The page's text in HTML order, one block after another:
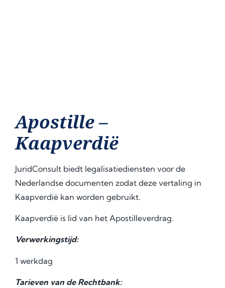
Apostille –
Kaapverdië
JuridConsult biedt legalisatiediensten voor de
Nederlandse documenten zodat deze vertaling in
Kaapverdië kan worden gebruikt.
Kaapverdië is lid van het Apostilleverdrag.
Verwerkingstijd:
1 werkdag
Tarieven van de Rechtbank: